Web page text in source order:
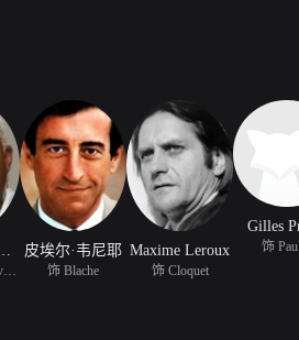
皮埃尔·韦尼耶
饰 Blache
Maxime Leroux
饰 Cloquet
Gilles
饰